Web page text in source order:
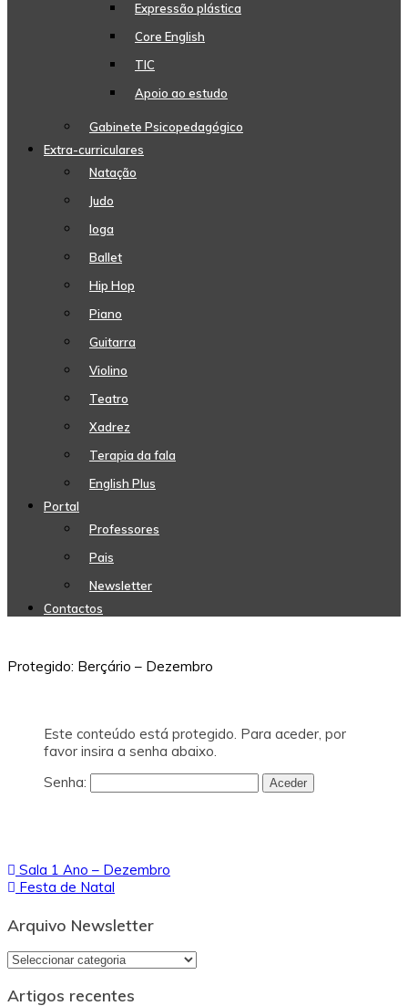
Expressão plástica
Core English
TIC
Apoio ao estudo
Gabinete Psicopedagógico
Extra-curriculares
Natação
Judo
Ioga
Ballet
Hip Hop
Piano
Guitarra
Violino
Teatro
Xadrez
Terapia da fala
English Plus
Portal
Professores
Pais
Newsletter
Contactos
Protegido: Berçário – Dezembro
Este conteúdo está protegido. Para aceder, por
favor insira a senha abaixo.
Senha:
Navegação
de
artigos
Sala 1 Ano – Dezembro
Festa de Natal
Arquivo Newsletter
Arquivo
Artigos recentes